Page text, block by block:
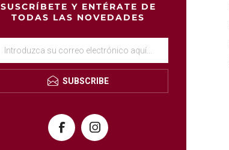
SUSCRÍBETE Y ENTÉRATE DE
TODAS LAS NOVEDADES
SUBSCRIBE